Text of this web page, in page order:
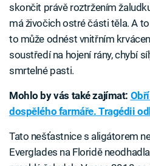
skončit právě roztržením
má živočich ostré části těla. A
to může odnést vnitřním
soustředí na hojení rány, chybí
smrtelné pasti.
Mohlo by vás také zajímat:
dospělého farmáře. Tragédii
Tato nešťastnice s aligátorem
Everglades na Floridě